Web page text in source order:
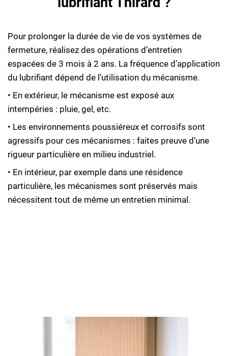
Pour prolonger la durée de vie de vos systèmes de
fermeture, réalisez des opérations d’entretien
espacées de 3 mois à 2 ans. La fréquence d’application
du lubrifiant dépend de l’utilisation du mécanisme.
• En extérieur, le mécanisme est exposé aux
intempéries : pluie, gel, etc.
• Les environnements poussiéreux et corrosifs sont
agressifs pour ces mécanismes : faites preuve d’une
rigueur particulière en milieu industriel.
• En intérieur, par exemple dans une résidence
particulière, les mécanismes sont préservés mais
nécessitent tout de même un entretien minimal.